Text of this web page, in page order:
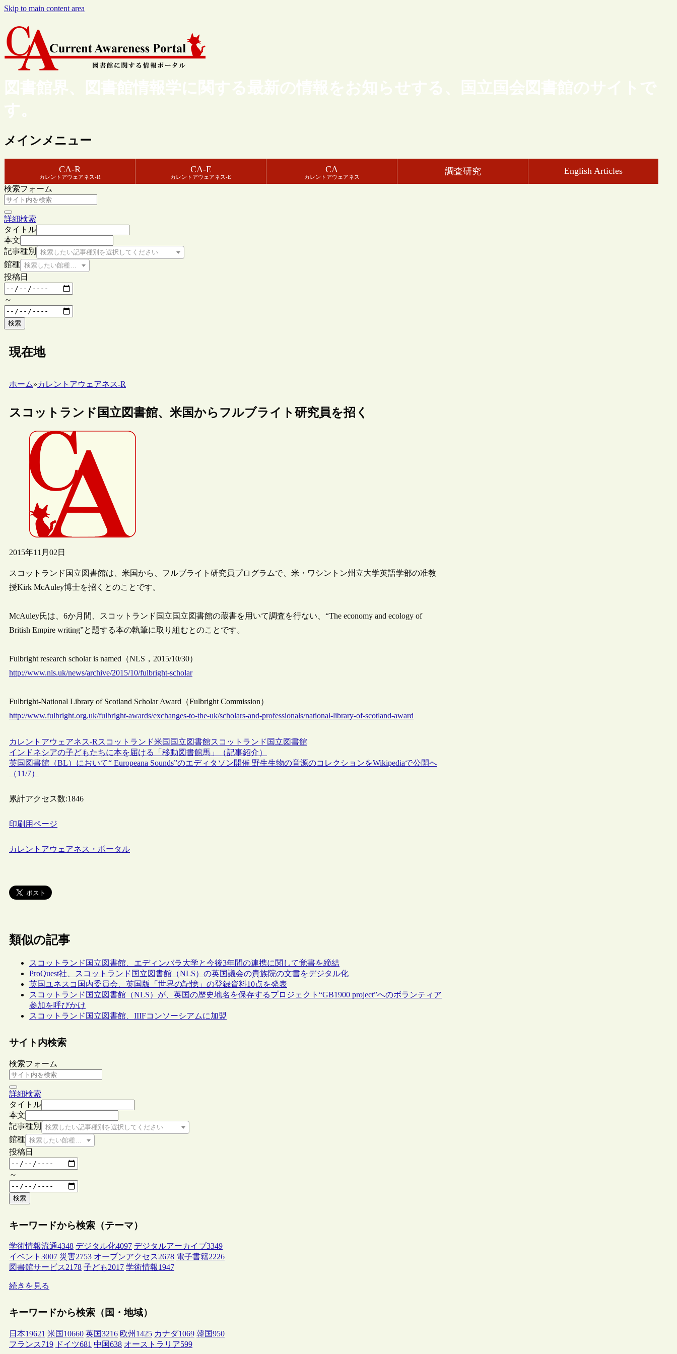
Skip to main content area
図書館界、図書館情報学に関する最新の情報をお知らせする、国立国会図書館のサイトで
す。
メインメニュー
CA-R
カレントアウェアネス-R
CA-E
カレントアウェアネス-E
CA
カレントアウェアネス
調査研究 English Articles
検索フォーム
詳細検索
タイトル
本文
記事種別
検索したい記事種別を選択してください
館種 検索したい館種を選択してください
投稿日
～
検索
現在地
ホーム»カレントアウェアネス-R
スコットランド国立図書館、米国からフルブライト研究員を招く
2015年11月02日
スコットランド国立図書館は、米国から、フルブライト研究員プログラムで、米・ワシントン州立大学英語学部の准教
授Kirk McAuley博士を招くとのことです。
McAuley氏は、6か月間、スコットランド国立国立図書館の蔵書を用いて調査を行ない、“The economy and ecology of
British Empire writing”と題する本の執筆に取り組むとのことです。
Fulbright research scholar is named（NLS，2015/10/30）
http://www.nls.uk/news/archive/2015/10/fulbright-scholar
Fulbright-National Library of Scotland Scholar Award（Fulbright Commission）
http://www.fulbright.org.uk/fulbright-awards/exchanges-to-the-uk/scholars-and-professionals/national-library-of-scotland-award
カレントアウェアネス-R スコットランド米国 国立図書館スコットランド国立図書館
インドネシアの子どもたちに本を届ける「移動図書館馬」（記事紹介）
英国図書館（BL）において“ Europeana Sounds”のエディタソン開催 野生生物の音源のコレクションをWikipediaで公開へ
（11/7）
累計アクセス数:1846
印刷用ページ
カレントアウェアネス・ポータル
類似の記事
スコットランド国立図書館、エディンバラ大学と今後3年間の連携に関して覚書を締結
ProQuest社、スコットランド国立図書館（NLS）の英国議会の貴族院の文書をデジタル化
英国ユネスコ国内委員会、英国版「世界の記憶」の登録資料10点を発表
スコットランド国立図書館（NLS）が、英国の歴史地名を保存するプロジェクト“GB1900 project”へのボランティア
参加を呼びかけ
スコットランド国立図書館、IIIFコンソーシアムに加盟
サイト内検索
検索フォーム
詳細検索
タイトル
本文
記事種別
検索したい記事種別を選択してください
館種 検索したい館種を選択してください
投稿日
～
検索
キーワードから検索（テーマ）
学術情報流通4348 デジタル化4097 デジタルアーカイブ3349
イベント 3007 災害2753 オープンアクセス2678 電子書籍2226
図書館サービス2178 子ども2017 学術情報1947
続きを見る
キーワードから検索（国・地域）
日本19621 米国 10660 英国3216 欧州 1425 カナダ1069 韓国950
フランス719 ドイツ681 中国638 オーストラリア599